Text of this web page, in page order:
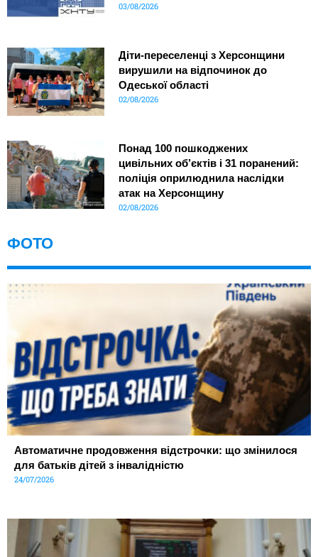
03/08/2026
Діти-переселенці з Херсонщини
вирушили на відпочинок до
Одеської області
02/08/2026
Понад 100 пошкоджених
цивільних об’єктів і 31 поранений:
поліція оприлюднила наслідки
атак на Херсонщину
02/08/2026
ФОТО
Автоматичне продовження відстрочки: що змінилося
для батьків дітей з інвалідністю
24/07/2026